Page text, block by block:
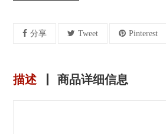
分享 Tweet Pinterest
描述 商品详细信息